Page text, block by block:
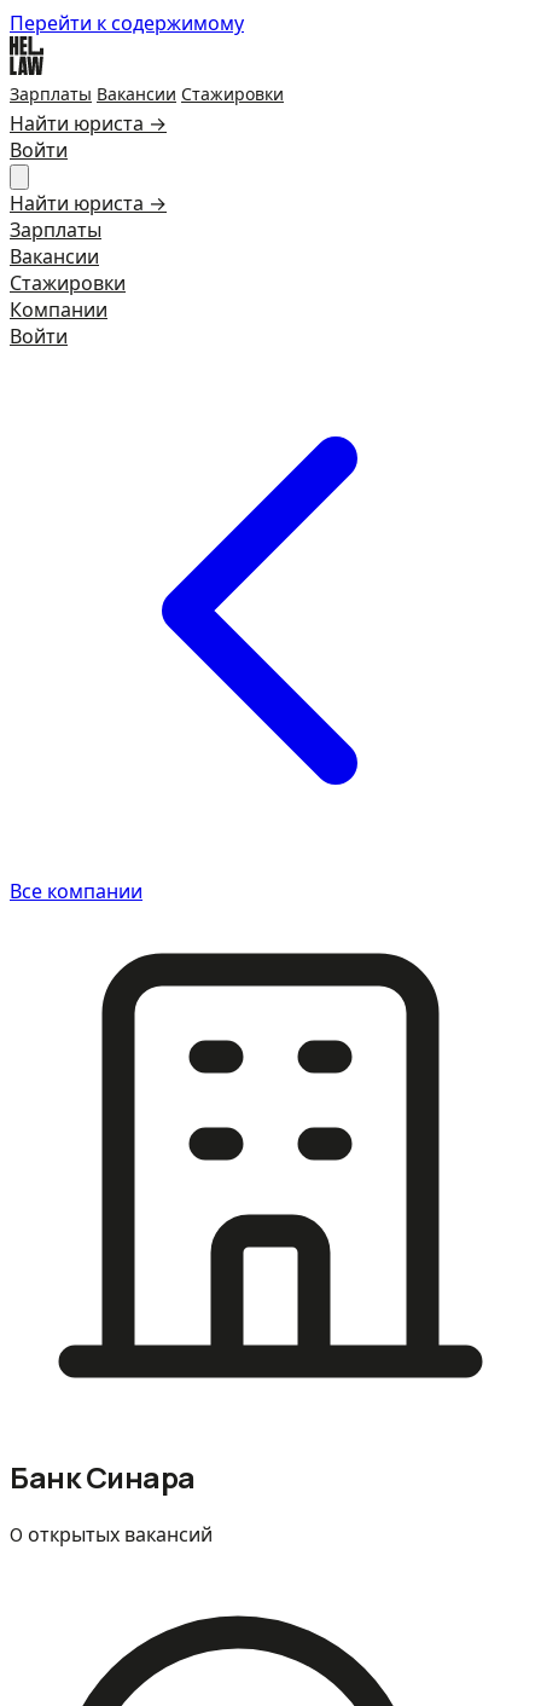
Перейти к содержимому
Зарплаты Вакансии Стажировки
Найти юриста →
Войти
Найти юриста →
Зарплаты
Вакансии
Стажировки
Компании
Войти
Все компании
Банк Синара
0 открытых вакансий